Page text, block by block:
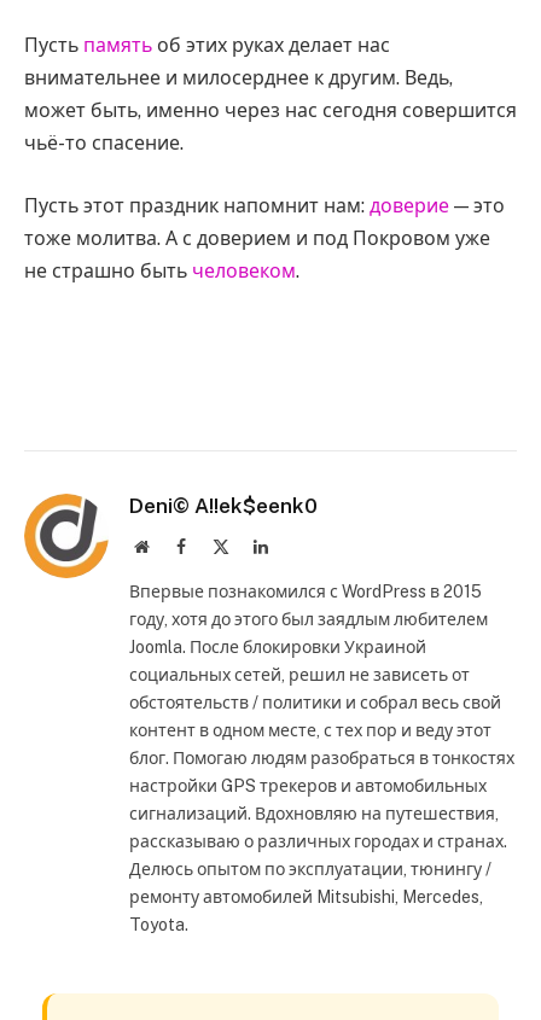
Пусть память об этих руках делает нас
внимательнее и милосерднее к другим. Ведь,
может быть, именно через нас сегодня совершится
чьё-то спасение.
Пусть этот праздник напомнит нам: доверие — это
тоже молитва. А с доверием и под Покровом уже
не страшно быть человеком.
Deni© A!!ek$eenk0
WebsiteFacebook LinkedIn
Впервые познакомился с WordPress в 2015
году, хотя до этого был заядлым любителем
Joomla. После блокировки Украиной
социальных сетей, решил не зависеть от
обстоятельств / политики и собрал весь свой
контент в одном месте, с тех пор и веду этот
блог. Помогаю людям разобраться в тонкостях
настройки GPS трекеров и автомобильных
сигнализаций. Вдохновляю на путешествия,
рассказываю о различных городах и странах.
Делюсь опытом по эксплуатации, тюнингу /
ремонту автомобилей Mitsubishi, Mercedes,
Toyota.